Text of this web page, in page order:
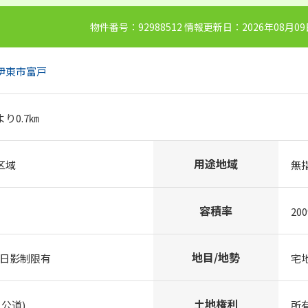
物件番号：92988512 情報更新日：2026年08月
東市富戸
り0.7㎞
域 用途地域 無
容積率
影制限有 地目/地勢 宅
道) 土地権利 所